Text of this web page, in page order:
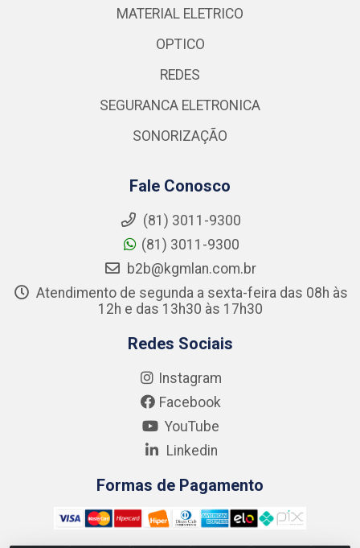
MATERIAL ELETRICO
OPTICO
REDES
SEGURANCA ELETRONICA
SONORIZAÇÃO
Fale Conosco
(81) 3011-9300
(81) 3011-9300
b2b@kgmlan.com.br
Atendimento de segunda a sexta-feira das 08h às
12h e das 13h30 às 17h30
Redes Sociais
Instagram
Facebook
YouTube
Linkedin
Formas de Pagamento